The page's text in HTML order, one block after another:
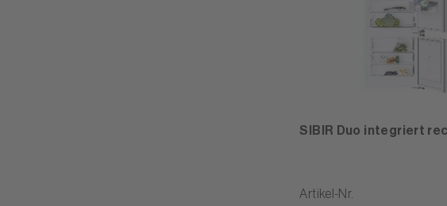
SIBIR Duo integriert
Artikel-Nr.